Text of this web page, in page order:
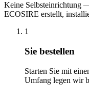
Keine Selbsteinrichtung
ECOSIRE erstellt,
1
Sie bestellen
Starten Sie mit
Umfang legen wir